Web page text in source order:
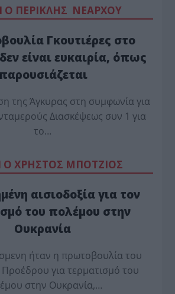
Ο ΠΕΡΙΚΛΗΣ ΝΕΑΡΧΟΥ
Γκουτιέρες στο
είναι ευκαιρία, όπως
της Άγκυρας στη συμφωνία για
Διασκέψεως συν 1 για
το…
Ο ΧΡΗΣΤΟΣ ΜΠΟΤΖΙΟΣ
αισιοδοξία για τον
του πολέμου στην
Ουκρανία
ήταν η πρωτοβουλία του
για τερματισμό του
στην Ουκρανία,…